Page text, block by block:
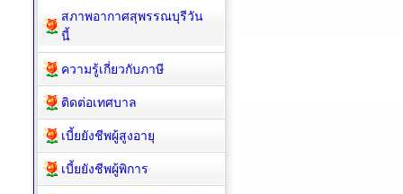
สภาพอากาศสุพรรณบุรีวัน
นี้
ความรู้เกี่ยวกับภาษี
ติดต่อเทศบาล
เบี้ยยังชีพผู้สูงอายุ
เบี้ยยังชีพผู้พิการ